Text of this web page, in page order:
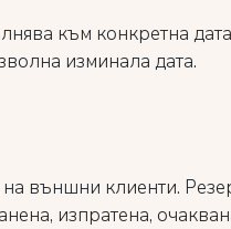
към конкретна
изминала дата.
външни клиенти.
изпратена,